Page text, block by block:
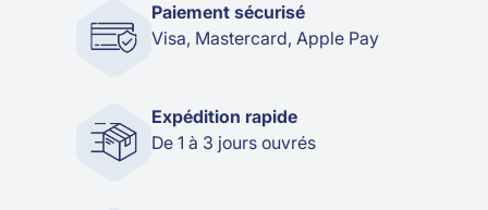
Paiement sécurisé
Visa, Mastercard, Apple Pay
Expédition rapide
De 1 à 3 jours ouvrés